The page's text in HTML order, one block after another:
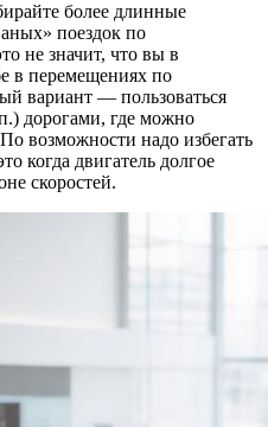
более длинные
поездок по
не значит, что вы в
в перемещениях по
вариант — пользоваться
дорогами, где можно
возможности надо избегать
когда двигатель долгое
скоростей.